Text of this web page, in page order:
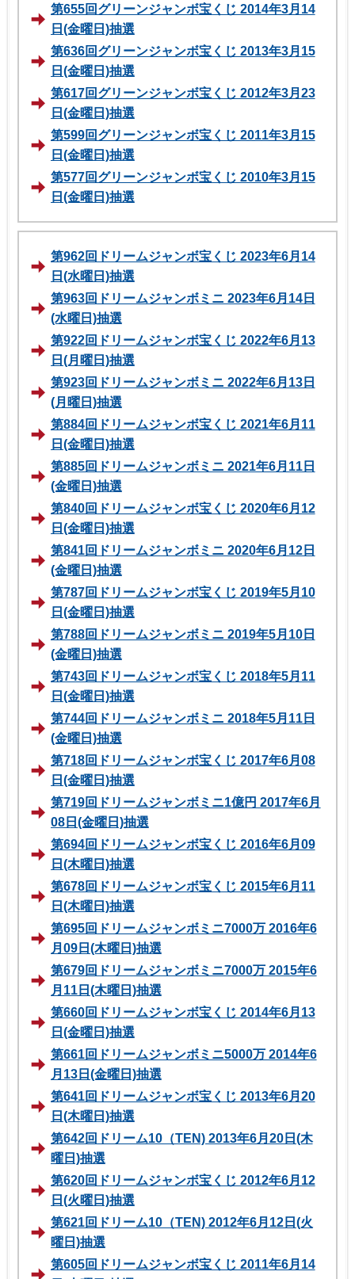
第655回グリーンジャンボ宝くじ 2014年3月14
日(金曜日)抽選
第636回グリーンジャンボ宝くじ 2013年3月15
日(金曜日)抽選
第617回グリーンジャンボ宝くじ 2012年3月23
日(金曜日)抽選
第599回グリーンジャンボ宝くじ 2011年3月15
日(金曜日)抽選
第577回グリーンジャンボ宝くじ 2010年3月15
日(金曜日)抽選
第962回ドリームジャンボ宝くじ 2023年6月14
日(水曜日)抽選
第963回ドリームジャンボミニ 2023年6月14日
(水曜日)抽選
第922回ドリームジャンボ宝くじ 2022年6月13
日(月曜日)抽選
第923回ドリームジャンボミニ 2022年6月13日
(月曜日)抽選
第884回ドリームジャンボ宝くじ 2021年6月11
日(金曜日)抽選
第885回ドリームジャンボミニ 2021年6月11日
(金曜日)抽選
第840回ドリームジャンボ宝くじ 2020年6月12
日(金曜日)抽選
第841回ドリームジャンボミニ 2020年6月12日
(金曜日)抽選
第787回ドリームジャンボ宝くじ 2019年5月10
日(金曜日)抽選
第788回ドリームジャンボミニ 2019年5月10日
(金曜日)抽選
第743回ドリームジャンボ宝くじ 2018年5月11
日(金曜日)抽選
第744回ドリームジャンボミニ 2018年5月11日
(金曜日)抽選
第718回ドリームジャンボ宝くじ 2017年6月08
日(金曜日)抽選
第719回ドリームジャンボミニ1億円 2017年6月
08日(金曜日)抽選
第694回ドリームジャンボ宝くじ 2016年6月09
日(木曜日)抽選
第678回ドリームジャンボ宝くじ 2015年6月11
日(木曜日)抽選
第695回ドリームジャンボミニ7000万 2016年6
月09日(木曜日)抽選
第679回ドリームジャンボミニ7000万 2015年6
月11日(木曜日)抽選
第660回ドリームジャンボ宝くじ 2014年6月13
日(金曜日)抽選
第661回ドリームジャンボミニ5000万 2014年6
月13日(金曜日)抽選
第641回ドリームジャンボ宝くじ 2013年6月20
日(木曜日)抽選
第642回ドリーム10（TEN) 2013年6月20日(木
曜日)抽選
第620回ドリームジャンボ宝くじ 2012年6月12
日(火曜日)抽選
第621回ドリーム10（TEN) 2012年6月12日(火
曜日)抽選
第605回ドリームジャンボ宝くじ 2011年6月14